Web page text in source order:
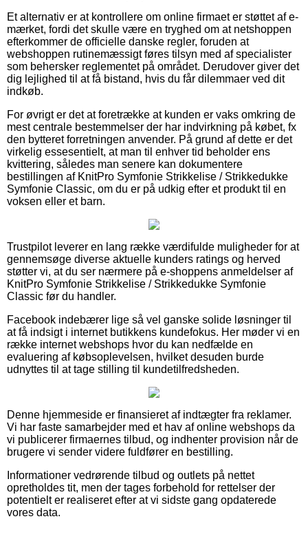
Et alternativ er at kontrollere om online firmaet er støttet af e-
mærket, fordi det skulle være en tryghed om at netshoppen
efterkommer de officielle danske regler, foruden at
webshoppen rutinemæssigt føres tilsyn med af specialister
som behersker reglementet på området. Derudover giver det
dig lejlighed til at få bistand, hvis du får dilemmaer ved dit
indkøb.
For øvrigt er det at foretrække at kunden er vaks omkring de
mest centrale bestemmelser der har indvirkning på købet, fx
den bytteret forretningen anvender. På grund af dette er det
virkelig essesentielt, at man til enhver tid beholder ens
kvittering, således man senere kan dokumentere
bestillingen af KnitPro Symfonie Strikkelise / Strikkedukke
Symfonie Classic, om du er på udkig efter et produkt til en
voksen eller et barn.
Trustpilot leverer en lang række værdifulde muligheder for at
gennemsøge diverse aktuelle kunders ratings og herved
støtter vi, at du ser nærmere på e-shoppens anmeldelser af
KnitPro Symfonie Strikkelise / Strikkedukke Symfonie
Classic før du handler.
Facebook indebærer lige så vel ganske solide løsninger til
at få indsigt i internet butikkens kundefokus. Her møder vi en
række internet webshops hvor du kan nedfælde en
evaluering af købsoplevelsen, hvilket desuden burde
udnyttes til at tage stilling til kundetilfredsheden.
Denne hjemmeside er finansieret af indtægter fra reklamer.
Vi har faste samarbejder med et hav af online webshops da
vi publicerer firmaernes tilbud, og indhenter provision når de
brugere vi sender videre fuldfører en bestilling.
Informationer vedrørende tilbud og outlets på nettet
opretholdes tit, men der tages forbehold for rettelser der
potentielt er realiseret efter at vi sidste gang opdaterede
vores data.